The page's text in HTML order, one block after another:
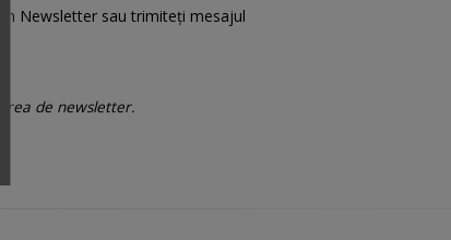
Newsletter sau trimiteți mesajul
de newsletter.